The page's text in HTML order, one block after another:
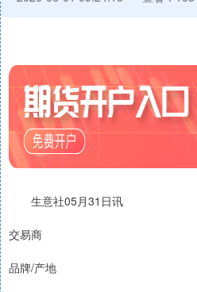
生意社05月31日讯
交易商
品牌/产地